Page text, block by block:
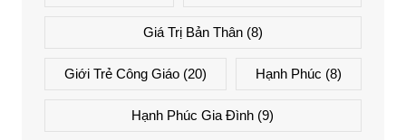
Giá Trị Bản Thân(8)
Giới Trẻ Công Giáo(20) Hạnh Phúc (8)
Hạnh Phúc Gia Đình (9)